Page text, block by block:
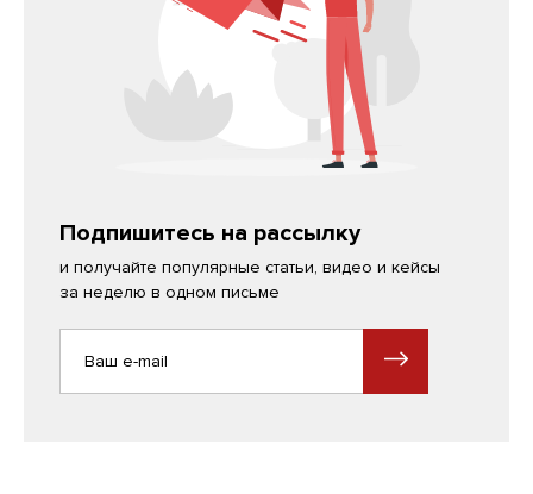
Подпишитесь на рассылку
и получайте популярные статьи, видео и кейсы
за неделю в одном письме